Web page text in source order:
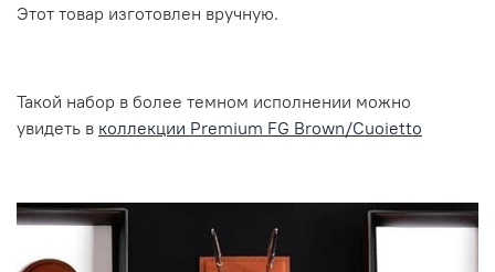
Этот товар изготовлен вручную.
Такой набор в более темном исполнении можно
увидеть в коллекции Premium FG Brown/Cuoietto